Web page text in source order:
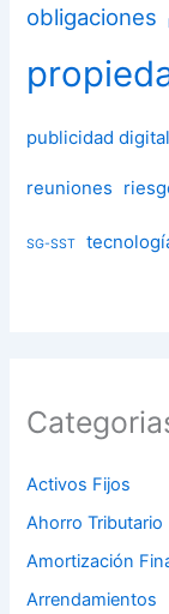
obligaciones
publicidad digital
reuniones
SG-SST
Activos Fijos
Ahorro Tributario
Amortización
Arrendamientos